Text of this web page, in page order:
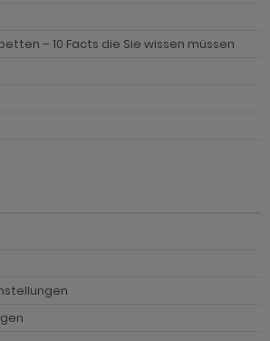
– 10 Facts die Sie wissen müssen